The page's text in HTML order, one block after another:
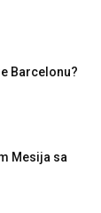
Barcelonu?
Mesija sa